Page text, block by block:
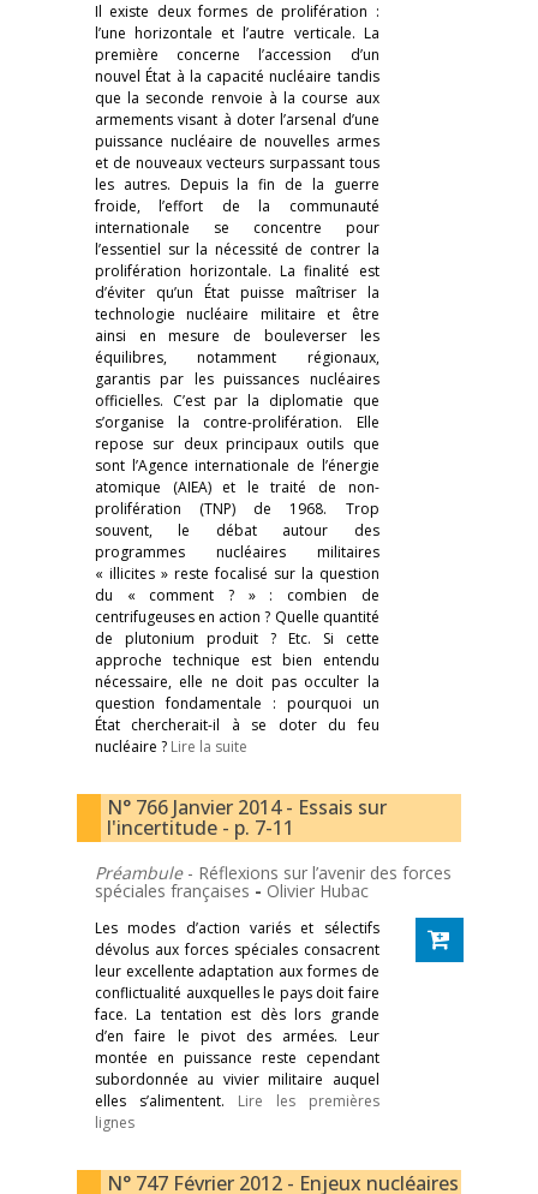
Il existe deux formes de prolifération :
l’une horizontale et l’autre verticale. La
première concerne l’accession d’un
nouvel État à la capacité nucléaire tandis
que la seconde renvoie à la course aux
armements visant à doter l’arsenal d’une
puissance nucléaire de nouvelles armes
et de nouveaux vecteurs surpassant tous
les autres. Depuis la fin de la guerre
froide, l’effort de la communauté
internationale se concentre pour
l’essentiel sur la nécessité de contrer la
prolifération horizontale. La finalité est
d’éviter qu’un État puisse maîtriser la
technologie nucléaire militaire et être
ainsi en mesure de bouleverser les
équilibres, notamment régionaux,
garantis par les puissances nucléaires
officielles. C’est par la diplomatie que
s’organise la contre-prolifération. Elle
repose sur deux principaux outils que
sont l’Agence internationale de l’énergie
atomique (AIEA) et le traité de non-
prolifération (TNP) de 1968. Trop
souvent, le débat autour des
programmes nucléaires militaires
« illicites » reste focalisé sur la question
du « comment ? » : combien de
centrifugeuses en action ? Quelle quantité
de plutonium produit ? Etc. Si cette
approche technique est bien entendu
nécessaire, elle ne doit pas occulter la
question fondamentale : pourquoi un
État chercherait-il à se doter du feu
nucléaire ? Lire la suite
N° 766 Janvier 2014 - Essais sur
l'incertitude - p. 7-11
Préambule - Réflexions sur l’avenir des forces
spéciales françaises - Olivier Hubac
Les modes d’action variés et sélectifs
dévolus aux forces spéciales consacrent
leur excellente adaptation aux formes de
conflictualité auxquelles le pays doit faire
face. La tentation est dès lors grande
d’en faire le pivot des armées. Leur
montée en puissance reste cependant
subordonnée au vivier militaire auquel
elles s’alimentent. Lire les premières
lignes
N° 747 Février 2012 - Enjeux nucléaires